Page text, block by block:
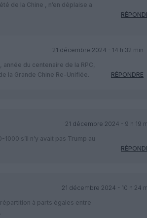
de la Chine , n’en déplaise a
21 décembre 2024 - 14 h 32 min
du centenaire de la RPC,
la Grande Chine Re-Unifiée.
RÉPONDRE
21 décembre 2024 - 9 h 19
s’il n’y avait pas Trump au
21 décembre 2024 - 10 h 24
à parts égales entre